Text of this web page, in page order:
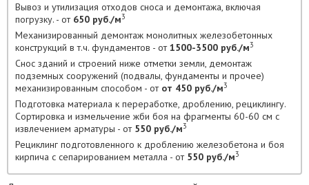
Вывоз и утилизация отходов сноса и демонтажа, включая
погрузку. - от 650 руб./м3
Механизированный демонтаж монолитных железобетонных
конструкций в т.ч. фундаментов - от1500-3500 руб./м3
Снос зданий и строений ниже отметки земли, демонтаж
подземных сооружений (подвалы, фундаменты и прочее)
механизированным способом - от от 450 руб./м3
Подготовка материала к переработке, дроблению, рециклингу.
Сортировка и измельчение жби боя на фрагменты 60-60 см с
извлечением арматуры - от 550 руб./м3
Рециклинг подготовленного к дроблению железобетона и боя
кирпича с сепарированием металла - от 550 руб./м3